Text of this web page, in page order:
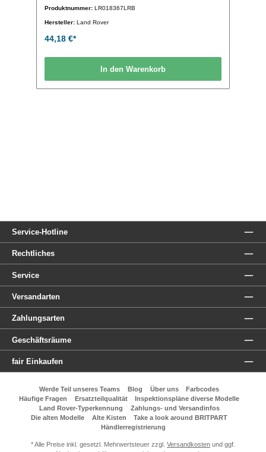
Produktnummer: LR018367LRB
Hersteller: Land Rover
44,18 €*
In den Warenkorb
Service-Hotline
Rechtliches
Service
Versandarten
Zahlungsarten
Geschäftsräume
fair Einkaufen
Werde Teil unseres Teams Blog Über uns
Farbcodes
Häufige Fragen
Ersatzteilqualität
Inspektionspläne diverse Modelle
Land Rover-Typerkennung
Zahlungs- und Versandinfos
Die alten Modelle
Alte Kisten
Take a look around BRITPART
Händlerregistrierung
* Alle Preise inkl. gesetzl. Mehrwertsteuer zzgl. Versandkosten und ggf.